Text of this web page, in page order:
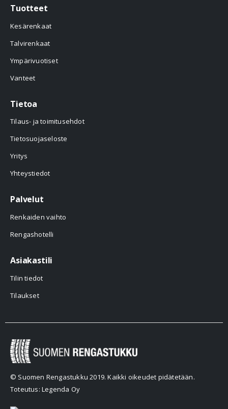
Tuotteet
Kesärenkaat
Talvirenkaat
Ympärivuotiset
Vanteet
Tietoa
Tilaus- ja toimitusehdot
Tietosuojaseloste
Yritys
Yhteystiedot
Palvelut
Renkaiden vaihto
Rengashotelli
Asiakastili
Tilin tiedot
Tilaukset
© Suomen Rengastukku 2019. Kaikki oikeudet pidätetään.
Toteutus: Legenda Oy